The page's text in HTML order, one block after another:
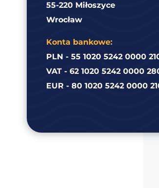
55-220 Miłoszyce
Wrocław
Konta bankowe:
PLN - 55 1020 5242 0000
VAT - 62 1020 5242 0000
EUR - 80 1020 5242 0000